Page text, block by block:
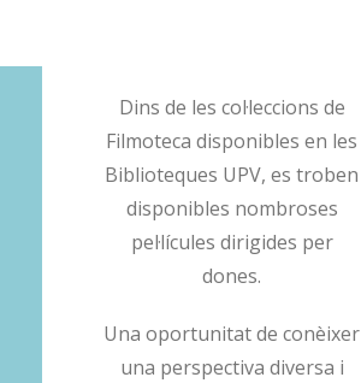
Dins de les col·leccions de
Filmoteca disponibles en les
Biblioteques UPV, es troben
disponibles nombroses
pel·lícules dirigides per
dones.
Una oportunitat de conèixer
una perspectiva diversa i